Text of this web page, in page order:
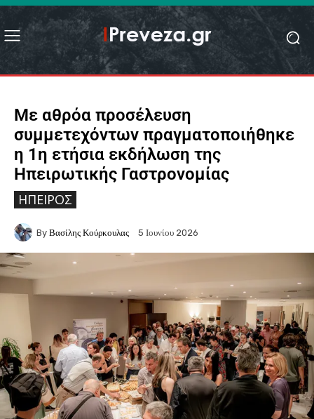
Με αθρόα προσέλευση
συμμετεχόντων πραγματοποιήθηκε
η 1η ετήσια εκδήλωση της
Ηπειρωτικής Γαστρονομίας
ΉΠΕΙΡΟΣ
By Βασίλης Κούρκουλας 5 Ιουνίου 2026